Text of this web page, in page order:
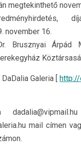
megtekinthető
november 16.
Brusznyai Árpád
DaDalia Galeria [ http://
mail címen